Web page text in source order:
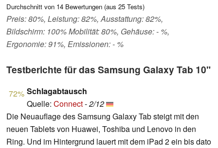
Durchschnitt von 14 Bewertungen (aus 25 Tests)
Preis: 80%, Leistung: 82%, Ausstattung: 82%,
Bildschirm: 100% Mobilität: 80%, Gehäuse: - %,
Ergonomie: 91%, Emissionen: - %
Testberichte für das Samsung Galaxy Tab 10"
72% Schlagabtausch
Quelle: Connect-2/12
Die Neuauflage des Samsung Galaxy Tab steigt mit den
neuen Tablets von Huawei, Toshiba und Lenovo in den
Ring. Und im Hintergrund lauert mit dem iPad 2 ein bis dato